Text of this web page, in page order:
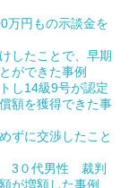
万円もの示談金を
したことで、早期
ができた事例
し14級9号が認定
額を獲得できた事
ずに交渉したこと
3０代男性 裁判
が増額した事例